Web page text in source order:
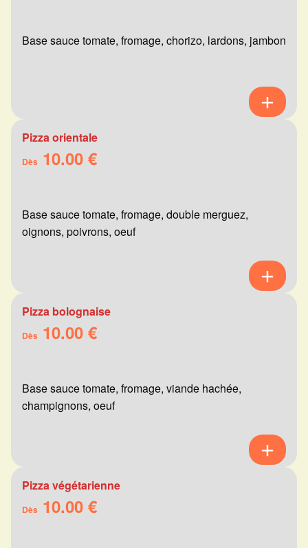
Base sauce tomate, fromage, chorizo, lardons, jambon
Pizza orientale
Dès 10.00 €
Base sauce tomate, fromage, double merguez,
oignons, poivrons, oeuf
Pizza bolognaise
Dès 10.00 €
Base sauce tomate, fromage, viande hachée,
champignons, oeuf
Pizza végétarienne
Dès 10.00 €